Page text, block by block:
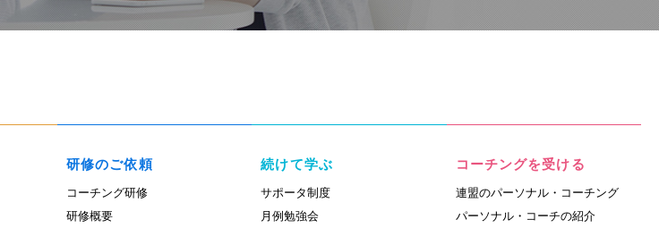
研修のご依頼
コーチング研修
研修概要
続けて学ぶ
サポータ制度
月例勉強会
コーチングを受ける
連盟のパーソナル・コーチング
パーソナル・コーチの紹介